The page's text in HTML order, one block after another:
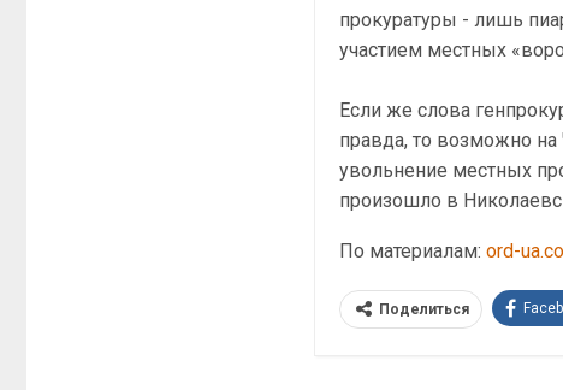
прокуратуры - лишь
участием местных
Если же слова
правда, то возможно
увольнение местных
произошло в
По материалам:ord-
Поделиться